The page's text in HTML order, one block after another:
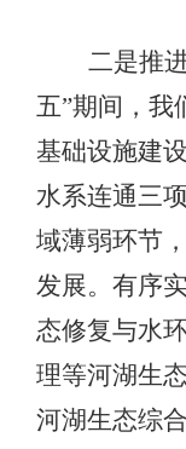
二是推
五”期间，我
基础设施建
水系连通三
域薄弱环节
发展。有序
态修复与水
理等河湖生
河湖生态综